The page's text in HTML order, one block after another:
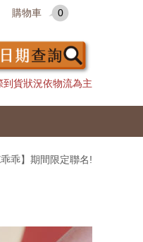
購物車 0
貨狀況依物流為主
乖乖】期間限定聯名!